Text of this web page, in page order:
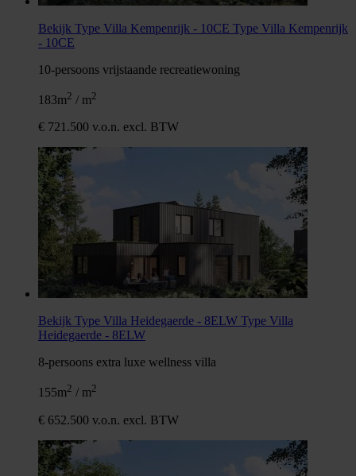
Bekijk Type Villa Kempenrijk - 10CE Type Villa Kempenrijk
- 10CE
10-persoons vrijstaande recreatiewoning
183m2 / m2
€ 721.500 v.o.n. excl. BTW
Bekijk Type Villa Heidegaerde - 8ELW Type Villa
Heidegaerde - 8ELW
8-persoons extra luxe wellness villa
155m2 / m2
€ 652.500 v.o.n. excl. BTW